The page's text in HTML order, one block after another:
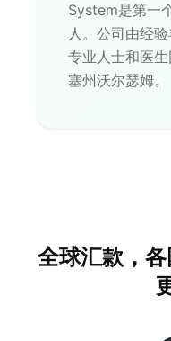
System是第一
人。公司由经
专业人士和医
塞州沃尔瑟姆。
全球汇款，